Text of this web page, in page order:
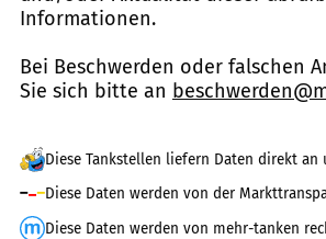
Informationen.
Bei Beschwerden oder falschen
Sie sich bitte an
Diese Tankstellen liefern Daten direkt an
Diese Daten werden von der
Diese Daten werden von mehr-tanken